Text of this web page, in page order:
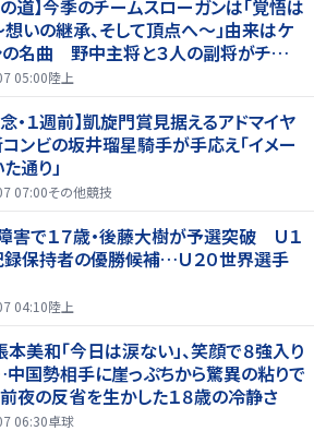
の道】今季のチームスローガンは「覚悟は
いの継承、そして頂点へ～」由来はケ
の名曲 野中主将と３人の副将がチーム
…夏合宿特集第１弾、国学院大
05:00陸上
・１週前】凱旋門賞見据えるアドマイヤ
ンビの坂井瑠星騎手が手応え「イメー
通り」
07:00その他競技
害で１７歳・後藤大樹が予選突破 Ｕ１
録保持者の優勝候補…Ｕ２０世界選手
04:10陸上
本美和「今日は涙ない」、笑顔で８強入り
国勢相手に崖っぷちから驚異の粘りで
夜の反省を生かした１８歳の冷静さ
06:30卓球